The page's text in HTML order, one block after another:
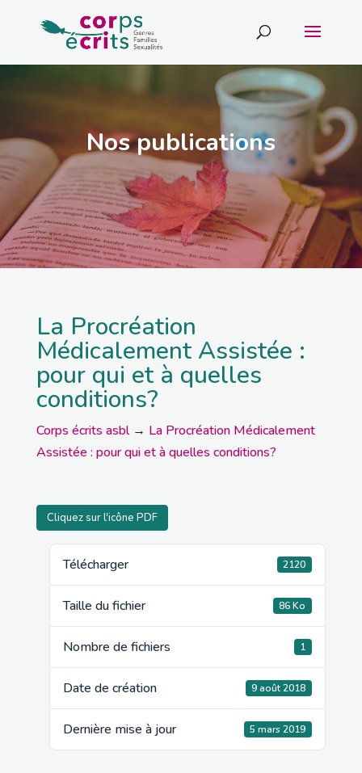
Nos publications
La Procréation
Médicalement Assistée :
pour qui et à quelles
conditions?
Corps écrits asbl→ La Procréation Médicalement
Assistée : pour qui et à quelles conditions?
Cliquez sur l'icône PDF
Télécharger 2120
Taille du fichier 86 Ko
Nombre de fichiers 1
Date de création 9 août 2018
Dernière mise à jour 5 mars 2019